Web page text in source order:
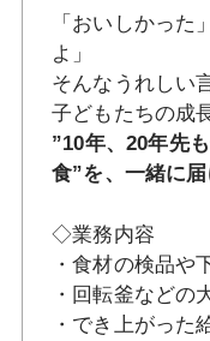
「おいしかった
よ」
そんなうれしい
子どもたちの成
”10年、20年先
食”を、一緒に
◇業務内容
・食材の検品や
・回転釜などの
・でき上がった